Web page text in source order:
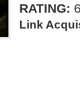
RATING:
Link